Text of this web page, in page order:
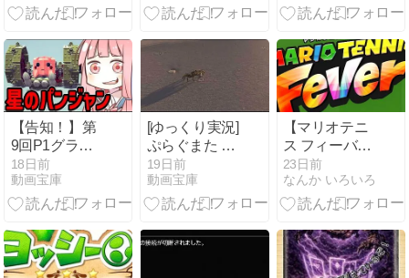
リリースしま
がスペシャル
グランプリ
実況
【告知！】第
9回P1グラン
プリ開催と参
加者募集！！
VOICEROID
#P1グランプ
リ
18日前
動画宝庫
[ゆっくり実況]
ぷらぐまた 最
終回
19日前
動画宝庫
【マリオテニ
ス フィーバ
ー】 更新デー
タ Ver.1.1.0
23日前
なんか いろいろ